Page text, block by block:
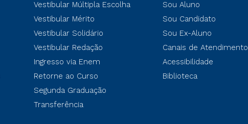
Vestibular Múltipla Escolha
Vestibular Mérito
Vestibular Solidário
Vestibular Redação
Ingresso via Enem
Retorne ao Curso
Segunda Graduação
Transferência
Sou Aluno
Sou Candidato
Sou Ex-Aluno
Canais de Atendimento
Acessibilidade
Biblioteca